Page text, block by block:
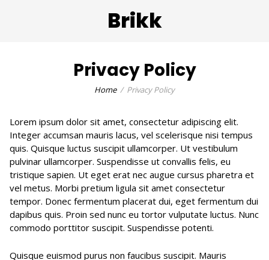
Brikk
Privacy Policy
Home Privacy Policy
Lorem ipsum dolor sit amet, consectetur adipiscing elit.
Integer accumsan mauris lacus, vel scelerisque nisi tempus
quis. Quisque luctus suscipit ullamcorper. Ut vestibulum
pulvinar ullamcorper. Suspendisse ut convallis felis, eu
tristique sapien. Ut eget erat nec augue cursus pharetra et
vel metus. Morbi pretium ligula sit amet consectetur
tempor. Donec fermentum placerat dui, eget fermentum dui
dapibus quis. Proin sed nunc eu tortor vulputate luctus. Nunc
commodo porttitor suscipit. Suspendisse potenti.
Quisque euismod purus non faucibus suscipit. Mauris